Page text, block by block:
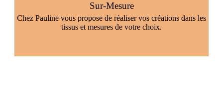
Sur-Mesure
Chez Pauline vous propose de réaliser vos créations dans les
tissus et mesures de votre choix.